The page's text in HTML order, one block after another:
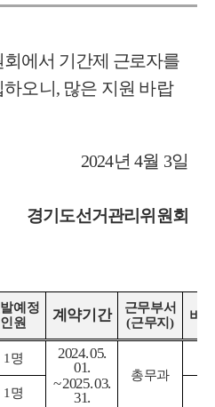
에서 기간제 근로자를
오니 , 많은 지원 바랍
2024년 4월 3일
경기도선거관리위원회
예정
인원
계약기간
근무부서
(근무지 ) 비고
1명
2024. 05.
01.
~ 2025. 03.
31.
총무과
1명